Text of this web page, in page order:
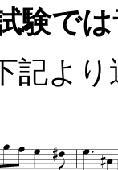
験で
記よ